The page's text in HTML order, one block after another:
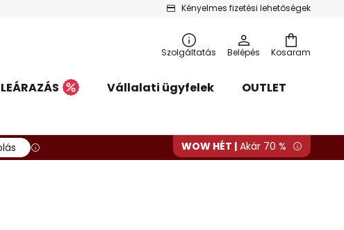
Kényelmes fizetési lehetőségek
Kosaram
Szolgáltatás Belépés
LEÁRAZÁS Vállalati ügyfelek
OUTLET
WOW HÉT | Akár 70 %